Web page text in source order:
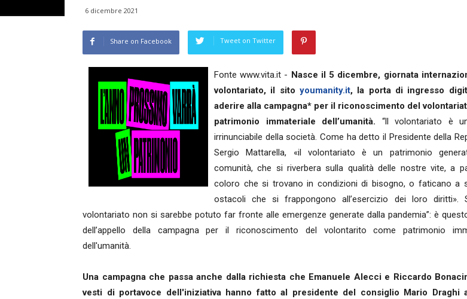
6 dicembre 2021
Share on Facebook Tweet on Twitter
Fonte www.vita.it - Nasce il 5 dicembre, giornata
volontariato, il sito youmanity.it, la porta di ingresso
aderire alla campagna* per il riconoscimento del
patrimonio immateriale dell’umanità. “ll volontariato è
irrinunciabile della società. Come ha detto il Presidente della
Sergio Mattarella, «il volontariato è un patrimonio
comunità, che si riverbera sulla qualità delle nostre vite, a
coloro che si trovano in condizioni di bisogno, o faticano a
ostacoli che si frappongono all’esercizio dei loro diritti».
volontariato non si sarebbe potuto far fronte alle emergenze generate dalla pandemia”: è
dell’appello della campagna per il riconoscimento del volontarito come patrimonio
dell'umanità.
Una campagna che passa anche dalla richiesta che Emanuele Alecci e Riccardo
vesti di portavoce dell'iniziativa hanno fatto al presidente del consiglio Mario Draghi